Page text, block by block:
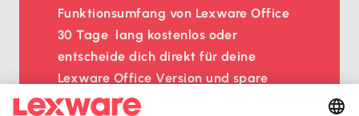
Funktionsumfang von Lexware Office
30 Tage  lang kostenlos oder
entscheide dich direkt für deine
Lexware Office Version und spare
beim sofortigen Kauf mit unserem